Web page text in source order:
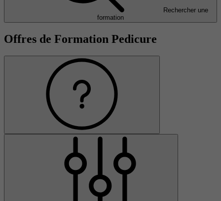
Rechercher une
formation
Offres de Formation Pedicure